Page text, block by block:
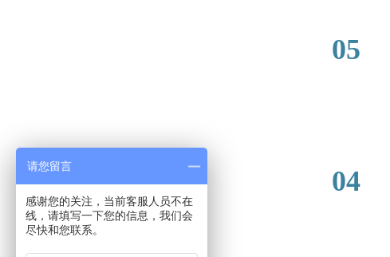
05
04
请您留言
感谢您的关注，当前客服人员不在
线，请填写一下您的信息，我们会
尽快和您联系。